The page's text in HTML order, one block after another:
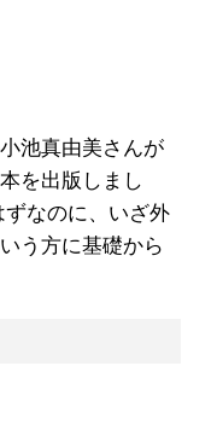
池真由美さんが
を出版しまし
なのに、いざ外
う方に基礎から